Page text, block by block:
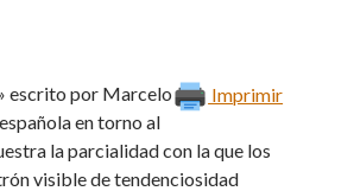
Imprimir
escrito por Marcelo
en torno al
la parcialidad con la que los
visible de tendenciosidad